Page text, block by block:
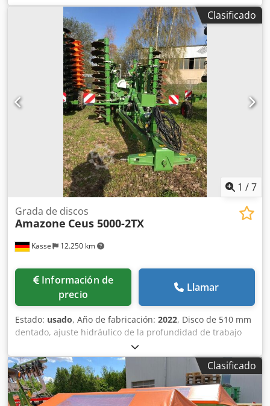
Clasificado
1 /7
Kassel 12.250 km
Grada de discos
Amazone Ceus 5000-2TX
Información de
precio
Llamar
Estado: usado, Año de fabricación: 2022, Disco de 510 mm
dentado, ajuste hidráulico de la profundidad de trabajo
del grupo de discos / ajuste hidráulico de la profundidad
de trabajo de la unidad de nivelación, púas C-Mix-Ultra
para Ceus 50 / ajuste hidráulico de la profundidad de
trabajo del campo de púas con lanza hidráulica HD
CUCHILLA 80 mm / (14/K1) Dcsdpfx Aotz Tplsigok
Clasificado